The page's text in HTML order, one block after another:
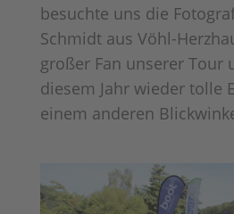
besuchte uns die
Schmidt aus Vöhl-
großer Fan unserer Tour
diesem Jahr wieder tolle
einem anderen